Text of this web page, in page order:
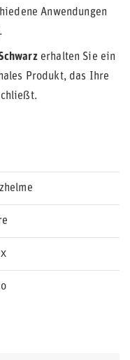
Anwendungen
erhalten Sie ein
Produkt, das Ihre